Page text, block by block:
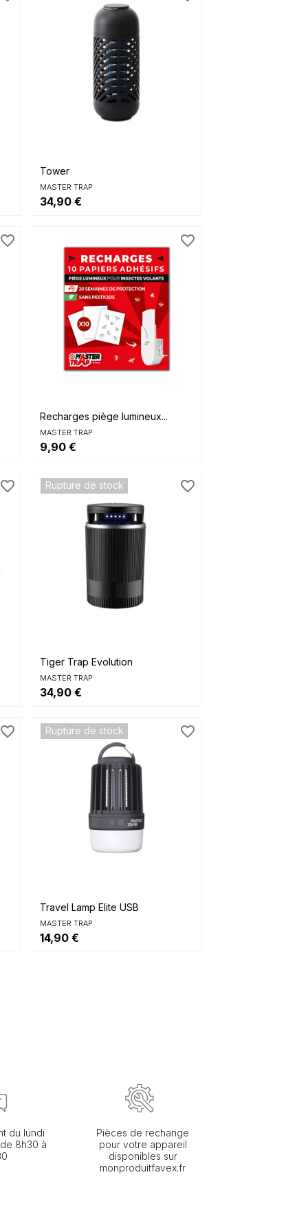
Tower
MASTER TRAP
34,90 €
favorite_border
Recharges piège lumineux...
MASTER TRAP
9,90 €
favorite_border
favorite_border
Tiger Trap Evolution
MASTER TRAP
34,90 €
Rupture de stock favorite_border
favorite_border
Travel Lamp Elite USB
MASTER TRAP
14,90 €
Rupture de stock favorite_border
du lundi
8h30 à
Pièces de rechange
pour votre appareil
disponibles sur
monproduitfavex.fr